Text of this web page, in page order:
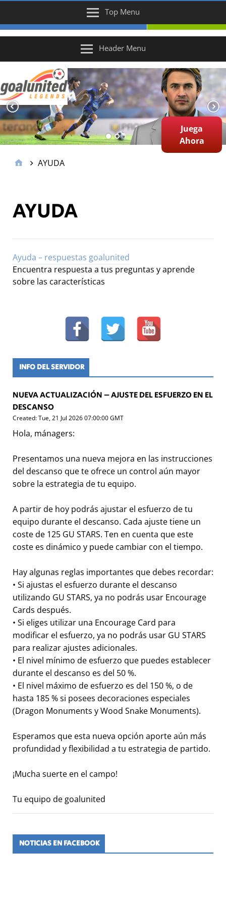
Top Menu
Header Menu
Juega
Ahora
AYUDA
AYUDA
Ayuda – respuestas goalunited
Encuentra respuesta a tus preguntas y aprende
sobre las características
INFO DEL SERVIDOR
NUEVA ACTUALIZACIÓN – AJUSTE DEL ESFUERZO EN EL
DESCANSO
Created: Tue, 21 Jul 2026 07:00:00 GMT
Hola, mánagers:
Presentamos una nueva mejora en las instrucciones
del descanso que te ofrece un control aún mayor
sobre la estrategia de tu equipo.
A partir de hoy podrás ajustar el esfuerzo de tu
equipo durante el descanso. Cada ajuste tiene un
coste de 125 GU STARS. Ten en cuenta que este
coste es dinámico y puede cambiar con el tiempo.
Hay algunas reglas importantes que debes recordar:
• Si ajustas el esfuerzo durante el descanso
utilizando GU STARS, ya no podrás usar Encourage
Cards después.
• Si eliges utilizar una Encourage Card para
modificar el esfuerzo, ya no podrás usar GU STARS
para realizar ajustes adicionales.
• El nivel mínimo de esfuerzo que puedes establecer
durante el descanso es del 50 %.
• El nivel máximo de esfuerzo es del 150 %, o de
hasta 185 % si posees decoraciones especiales
(Dragon Monuments y Wood Snake Monuments).
Esperamos que esta nueva opción aporte aún más
profundidad y flexibilidad a tu estrategia de partido.
¡Mucha suerte en el campo!
Tu equipo de goalunited
NOTICIAS EN FACEBOOK